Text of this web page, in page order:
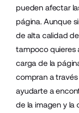
pueden afectar
página. Aunque
de alta calidad
tampoco quieres
carga de la
compran a
ayudarte a
de la imagen y la